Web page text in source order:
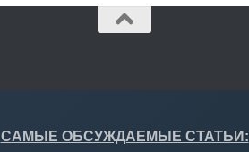
САМЫЕ ОБСУЖДАЕМЫЕ СТАТЬИ: